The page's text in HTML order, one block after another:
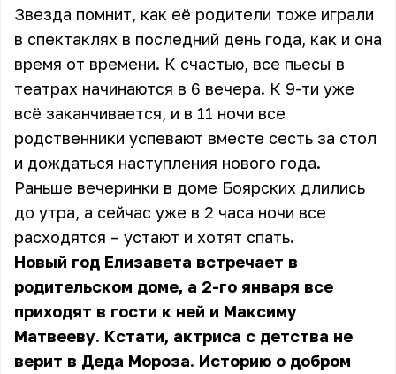
Звезда помнит, как её родители тоже играли
в спектаклях в последний день года, как и она
время от времени. К счастью, все пьесы в
театрах начинаются в 6 вечера. К 9-ти уже
всё заканчивается, и в 11 ночи все
родственники успевают вместе сесть за стол
и дождаться наступления нового года.
Раньше вечеринки в доме Боярских длились
до утра, а сейчас уже в 2 часа ночи все
расходятся – устают и хотят спать.
Новый год Елизавета встречает в
родительском доме, а 2-го января все
приходят в гости к ней и Максиму
Матвееву. Кстати, актриса с детства не
верит в Деда Мороза. Историю о добром